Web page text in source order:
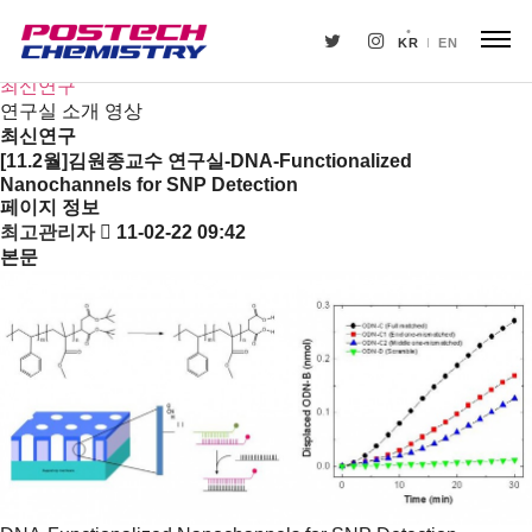
KR EN
연구분야/연구실
연구센터
최신연구
연구실 소개 영상
최신연구
[11.2월]김원종교수 연구실-DNA-Functionalized
Nanochannels for SNP Detection
페이지 정보
최고관리자
11-02-22 09:42
본문